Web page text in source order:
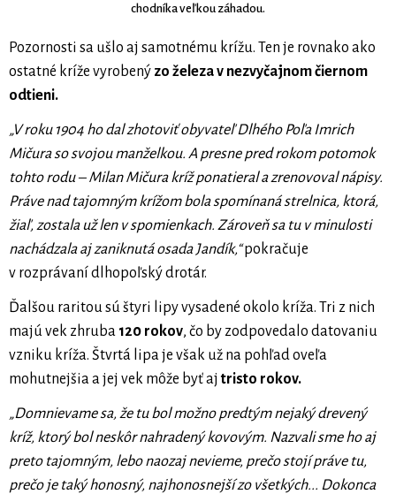
chodníka veľkou záhadou.
Pozornosti sa ušlo aj samotnému krížu. Ten je rovnako ako
ostatné kríže vyrobený zo železa v nezvyčajnom čiernom
odtieni.
„V roku 1904 ho dal zhotoviť obyvateľ Dlhého Poľa Imrich
Mičura so svojou manželkou. A presne pred rokom potomok
tohto rodu – Milan Mičura kríž ponatieral a zrenovoval nápisy.
Práve nad tajomným krížom bola spomínaná strelnica, ktorá,
žiaľ, zostala už len v spomienkach. Zároveň sa tu v minulosti
nachádzala aj zaniknutá osada Jandík,“pokračuje
v rozprávaní dlhopoľský drotár.
Ďalšou raritou sú štyri lipy vysadené okolo kríža. Tri z nich
majú vek zhruba 120 rokov, čo by zodpovedalo datovaniu
vzniku kríža. Štvrtá lipa je však už na pohľad oveľa
mohutnejšia a jej vek môže byť aj tristo rokov.
„Domnievame sa, že tu bol možno predtým nejaký drevený
kríž, ktorý bol neskôr nahradený kovovým. Nazvali sme ho aj
preto tajomným, lebo naozaj nevieme, prečo stojí práve tu,
prečo je taký honosný, najhonosnejší zo všetkých... Dokonca